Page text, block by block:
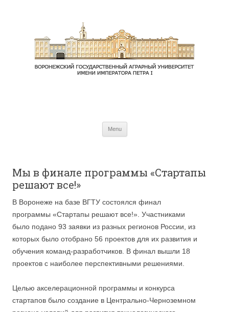
Menu
Мы в финале программы «Стартапы
решают все!»
В Воронеже на базе ВГТУ состоялся финал
программы «Стартапы решают все!». Участниками
было подано 93 заявки из разных регионов России, из
которых было отобрано 56 проектов для их развития и
обучения команд-разработчиков. В финал вышли 18
проектов с наиболее перспективными решениями.
Целью акселерационной программы и конкурса
стартапов было создание в Центрально-Черноземном